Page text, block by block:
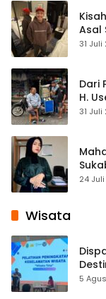
Asal
31 Juli
Dari
H.
31 Juli
24
Wisata
5